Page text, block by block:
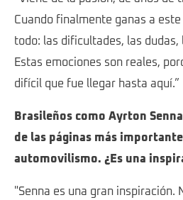
Cuando finalmente ganas a
todo: las dificultades, las dudas,
Estas emociones son reales,
difícil que fue llegar hasta aquí.”
Brasileños como Ayrton
de las páginas más
automovilismo. ¿Es una
"Senna es una gran inspiración.